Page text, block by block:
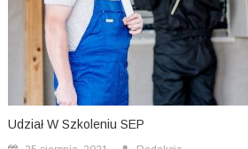
Udział W Szkoleniu SEP